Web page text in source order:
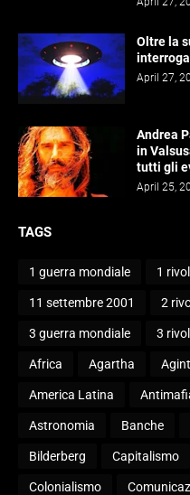
Oltre la
April 27,
Andrea
in
tutti gli
April 25,
TAGS
1 guerra mondiale 1
11 settembre 2001 2
3 guerra mondiale 3
Africa Agartha
America Latina
Astronomia Banche
Bilderberg Capitalismo
Colonialismo